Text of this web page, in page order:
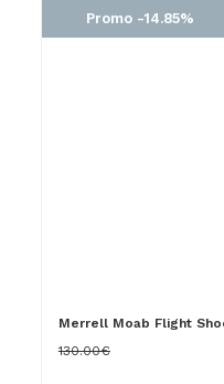
Promo -14.85%
Merrell Moab Flight
130.00€